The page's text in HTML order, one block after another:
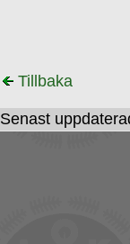
Tillbaka
Senast